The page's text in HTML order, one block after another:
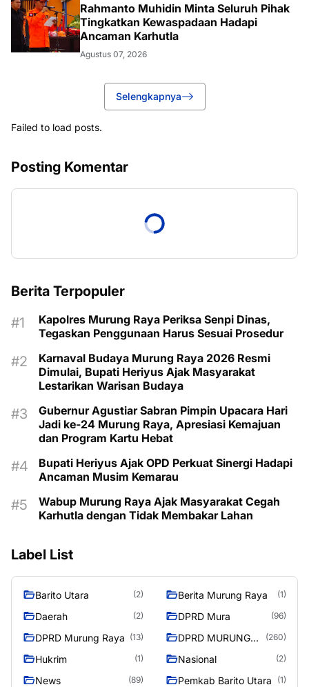
Rahmanto Muhidin Minta Seluruh Pihak
Tingkatkan Kewaspadaan Hadapi
Ancaman Karhutla
Agustus 07, 2026
Selengkapnya
Failed to load posts.
Posting Komentar
Berita Terpopuler
Kapolres Murung Raya Periksa Senpi Dinas,
Tegaskan Penggunaan Harus Sesuai Prosedur
Karnaval Budaya Murung Raya 2026 Resmi
Dimulai, Bupati Heriyus Ajak Masyarakat
Lestarikan Warisan Budaya
Gubernur Agustiar Sabran Pimpin Upacara Hari
Jadi ke-24 Murung Raya, Apresiasi Kemajuan
dan Program Kartu Hebat
Bupati Heriyus Ajak OPD Perkuat Sinergi Hadapi
Ancaman Musim Kemarau
Wabup Murung Raya Ajak Masyarakat Cegah
Karhutla dengan Tidak Membakar Lahan
Label List
Barito Utara (2) Berita Murung Raya (1)
Daerah (2) DPRD Mura (96)
DPRD Murung Raya (13)
DPRD MURUNG
(260)
Hukrim (1) Nasional (2)
News (89) Pemkab Barito Utara (1)